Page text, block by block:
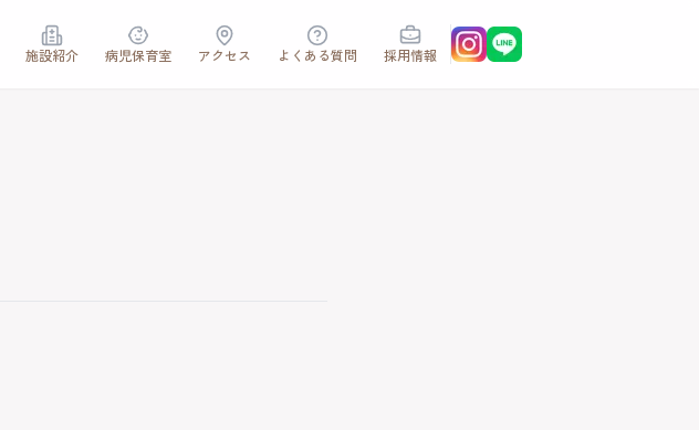
施設紹介 病児保育室 アクセス よくある質問 採用情報